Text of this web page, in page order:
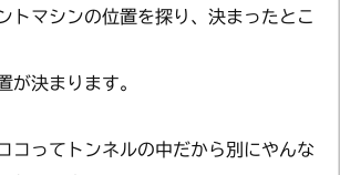
トマシンの位置を探り、決まったとこ
が決まります。
コってトンネルの中だから別にやんな